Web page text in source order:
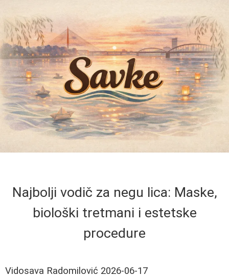
Najbolji vodič za negu lica: Maske,
biološki tretmani i estetske
procedure
Vidosava Radomilović 2026-06-17